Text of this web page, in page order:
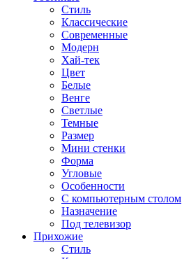
Стиль
Классические
Современные
Модерн
Хай-тек
Цвет
Белые
Венге
Светлые
Темные
Размер
Мини стенки
Форма
Угловые
Особенности
С компьютерным столом
Назначение
Под телевизор
Прихожие
Стиль